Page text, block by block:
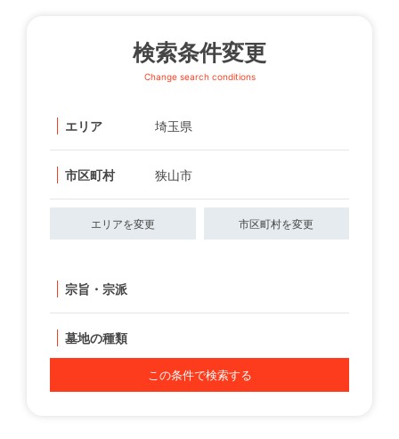
検索条件変更
Change search conditions
エリア 埼玉県
市区町村 狭山市
エリアを変更 市区町村を変更
宗旨・宗派
墓地の種類
この条件で検索する